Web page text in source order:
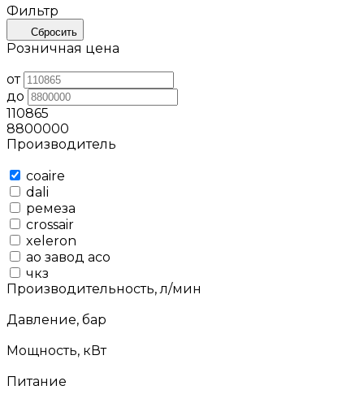
Фильтр
Сбросить
Розничная цена
от
до
110865
8800000
Производитель
coaire
dali
ремеза
crossair
xeleron
ао завод асо
чкз
Производительность, л/мин
Давление, бар
Мощность, кВт
Питание